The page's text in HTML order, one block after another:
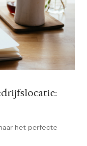
het perfecte